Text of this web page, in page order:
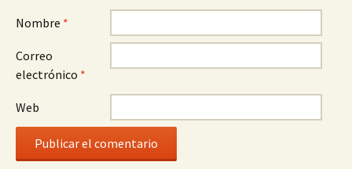
Nombre *
Correo
electrónico *
Web